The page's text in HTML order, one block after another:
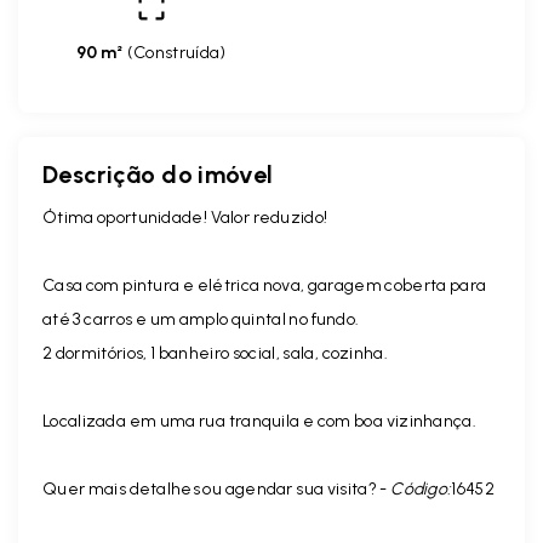
90 m² (Construída)
Descrição do imóvel
Ótima oportunidade! Valor reduzido!
Casa com pintura e elétrica nova, garagem coberta para
até 3 carros e um amplo quintal no fundo.
2 dormitórios, 1 banheiro social, sala, cozinha.
Localizada em uma rua tranquila e com boa vizinhança.
Quer mais detalhes ou agendar sua visita? - Código:16452